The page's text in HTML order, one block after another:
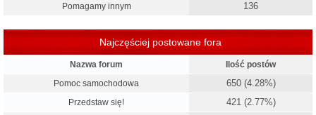
Pomagamy innym 136
Najczęściej postowane fora
Nazwa forum
Ilość postów
Pomoc samochodowa
650 (4.28%)
Przedstaw się! 421 (2.77%)